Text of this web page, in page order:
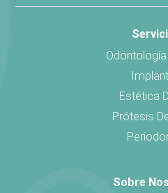
Odontología
Estética
Prótesis
Sobre